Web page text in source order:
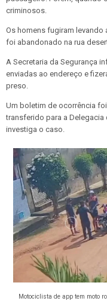
criminosos.
Os homens fugiram
foi abandonado na rua
A Secretaria da Segurança
enviadas ao endereço e
preso.
Um boletim de ocorrência
transferido para a
investiga o caso.
Motociclista de app tem moto